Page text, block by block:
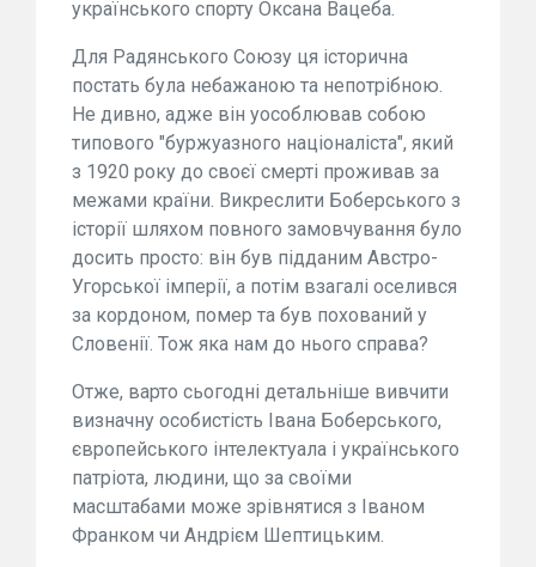
українського спорту Оксана Вацеба.
Для Радянського Союзу ця історична
постать була небажаною та непотрібною.
Не дивно, адже він уособлював собою
типового "буржуазного націоналіста", який
з 1920 року до своєї смерті проживав за
межами країни. Викреслити Боберського з
історії шляхом повного замовчування було
досить просто: він був підданим Австро-
Угорської імперії, а потім взагалі оселився
за кордоном, помер та був похований у
Словенії. Тож яка нам до нього справа?
Отже, варто сьогодні детальніше вивчити
визначну особистість Івана Боберського,
європейського інтелектуала і українського
патріота, людини, що за своїми
масштабами може зрівнятися з Іваном
Франком чи Андрієм Шептицьким.